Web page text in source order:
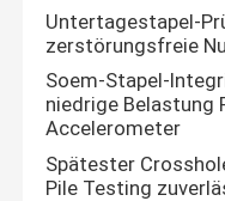
Seismische
Magnetische
Stapel-Integritäts-
Untertagestapel-
zerstörungsfreie
Soem-Stapel-
niedrige Belastung
Accelerometer
Spätester
Pile Testing